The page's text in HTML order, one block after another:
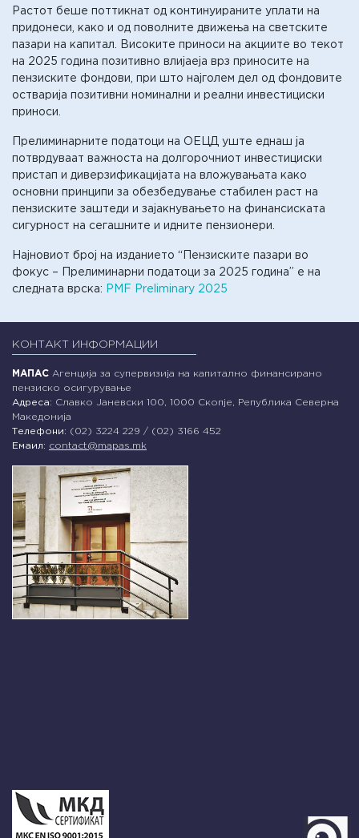
Растот беше поттикнат од континуираните уплати на
придонеси, како и од поволните движења на светските
пазари на капитал. Високите приноси на акциите во текот
на 2025 година позитивно влијаеја врз приносите на
пензиските фондови, при што најголем дел од фондовите
остварија позитивни номинални и реални инвестициски
приноси.
Прелиминарните податоци на ОЕЦД уште еднаш ја
потврдуваат важноста на долгорочниот инвестициски
пристап и диверзификацијата на вложувањата како
основни принципи за обезбедување стабилен раст на
пензиските заштеди и зајакнувањето на финансиската
сигурност на сегашните и идните пензионери.
Најновиот број на изданието “Пензиските пазари во
фокус – Прелиминарни податоци за 2025 година” е на
следната врска:
PMF Preliminary 2025
КОНТАКТ ИНФОРМАЦИИ
МАПАС Агенција за супервизија на капитално финансирано
пензиско осигурување
Адреса: Славко Јаневски 100, 1000 Скопје, Република Северна
Македонија
Телефони: (02) 3224 229 / (02) 3166 452
Емаил: contact@mapas.mk